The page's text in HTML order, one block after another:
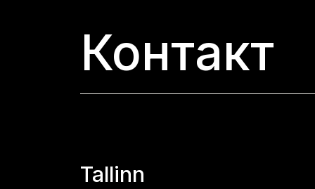
Контакт
Tallinn